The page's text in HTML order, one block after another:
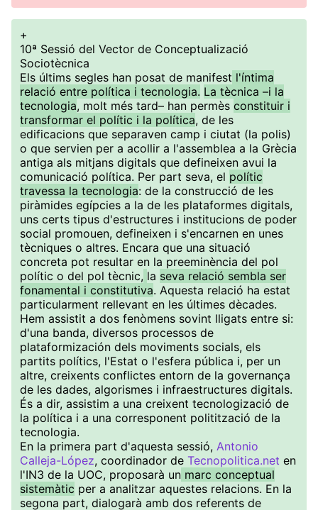
+
10ª Sessió del Vector de Conceptualizació
Sociotècnica
Els últims segles han posat de manifest l'íntima
relació entre política i tecnologia. La tècnica –i la
tecnologia, molt més tard– han permès constituir i
transformar el polític i la política, de les
edificacions que separaven camp i ciutat (la polis)
o que servien per a acollir a l'assemblea a la Grècia
antiga als mitjans digitals que defineixen avui la
comunicació política. Per part seva, el polític
travessa la tecnologia: de la construcció de les
piràmides egípcies a la de les plataformes digitals,
uns certs tipus d'estructures i institucions de poder
social promouen, defineixen i s'encarnen en unes
tècniques o altres. Encara que una situació
concreta pot resultar en la preeminència del pol
polític o del pol tècnic, la seva relació sembla ser
fonamental i constitutiva. Aquesta relació ha estat
particularment rellevant en les últimes dècades.
Hem assistit a dos fenòmens sovint lligats entre si:
d'una banda, diversos processos de
plataformización dels moviments socials, els
partits polítics, l'Estat o l'esfera pública i, per un
altre, creixents conflictes entorn de la governança
de les dades, algorismes i infraestructures digitals.
És a dir, assistim a una creixent tecnologizació de
la política i a una corresponent politització de la
tecnologia.
En la primera part d'aquesta sessió, Antonio
Calleja-López, coordinador de Tecnopolitica.net en
l'IN3 de la UOC, proposarà un marc conceptual
sistemàtic per a analitzar aquestes relacions. En la
segona part, dialogarà amb dos referents de